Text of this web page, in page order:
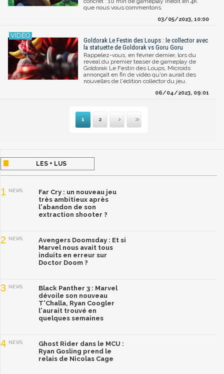
que nous vous commentons.
03/05/2023, 10:00
Goldorak Le Festin des Loups : le collector avec
la statuette de Goldorak vs Goru Goru
Rappelez-vous, en février dernier, lors du
reveal du premier teaser de gameplay de
Goldorak Le Festin des Loups, Microids
annonçait en fin de vidéo qu'on aurait des
nouvelles de l'édition collector du jeu.
06/04/2023, 09:01
1 2
Suivante
Dernière
LES + LUS
1 NEWS
Far Cry : un nouveau jeu
très ambitieux après
l'abandon de son
extraction shooter ?
2 NEWS
Avengers Doomsday : Et si
Marvel nous avait tous
induits en erreur sur
Doctor Doom ?
3 NEWS
Black Panther 3 : Marvel
dévoile son nouveau
T'Challa, Ryan Coogler
l'aurait trouvé en
quelques semaines
4 NEWS
Ghost Rider dans le MCU :
Ryan Gosling prend le
relais de Nicolas Cage